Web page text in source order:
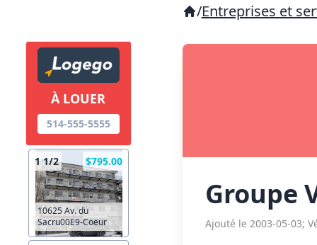
À LOUER
514-555-5555
1 1/2 $795.00
10625 Av. du
Sacru00E9-Coeur
/Entreprises et
Groupe
Ajouté le 2003-05-03;